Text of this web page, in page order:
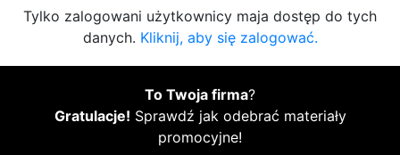
Tylko zalogowani użytkownicy maja dostęp do tych
danych. Kliknij, aby się zalogować.
To Twoja firma?
Gratulacje! Sprawdź jak odebrać materiały
promocyjne!